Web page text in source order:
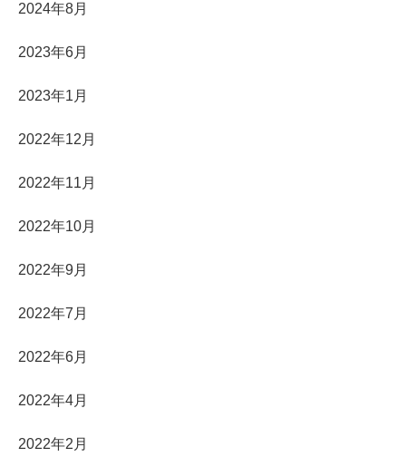
2024年8月
2023年6月
2023年1月
2022年12月
2022年11月
2022年10月
2022年9月
2022年7月
2022年6月
2022年4月
2022年2月